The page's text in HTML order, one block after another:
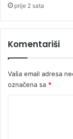
p
k
prije 2 sata
Komentariši
Vaša email adresa
označena sa *